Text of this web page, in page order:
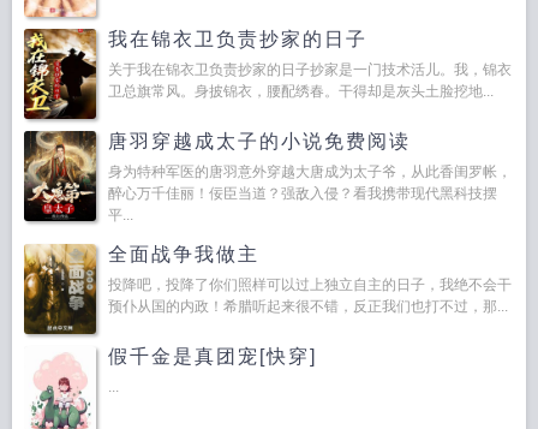
我在锦衣卫负责抄家的日子
关于我在锦衣卫负责抄家的日子抄家是一门技术活儿。我，锦衣
卫总旗常风。身披锦衣，腰配绣春。干得却是灰头土脸挖地...
唐羽穿越成太子的小说免费阅读
身为特种军医的唐羽意外穿越大唐成为太子爷，从此香闺罗帐，
醉心万千佳丽！佞臣当道？强敌入侵？看我携带现代黑科技摆
平...
全面战争我做主
投降吧，投降了你们照样可以过上独立自主的日子，我绝不会干
预仆从国的内政！希腊听起来很不错，反正我们也打不过，那...
假千金是真团宠[快穿]
...